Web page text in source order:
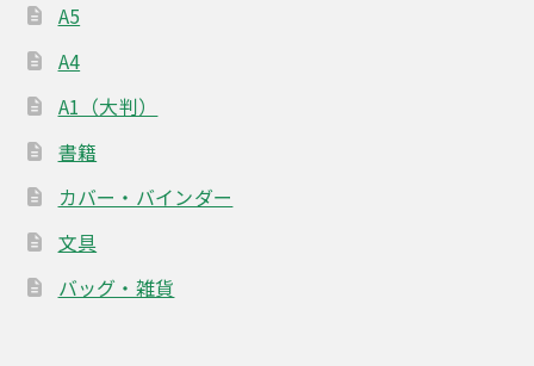
A5
A4
A1（大判）
書籍
カバー・バインダー
文具
バッグ・雑貨